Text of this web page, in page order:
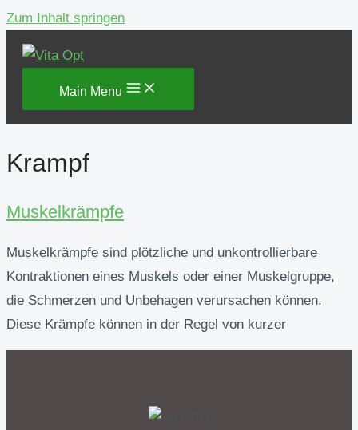
Zum Inhalt springen
Main Menu
Krampf
Muskelkrämpfe
Muskelkrämpfe sind plötzliche und unkontrollierbare
Kontraktionen eines Muskels oder einer Muskelgruppe,
die Schmerzen und Unbehagen verursachen können.
Diese Krämpfe können in der Regel von kurzer